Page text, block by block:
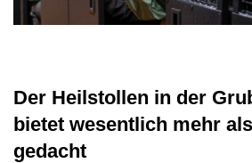
Der Heilstollen in der
bietet wesentlich mehr
gedacht